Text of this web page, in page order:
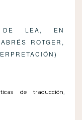
DE LEA, EN
ROTGER,
de traducción